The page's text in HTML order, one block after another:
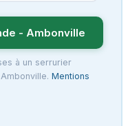
- Ambonville
à un serrurier
Mentions